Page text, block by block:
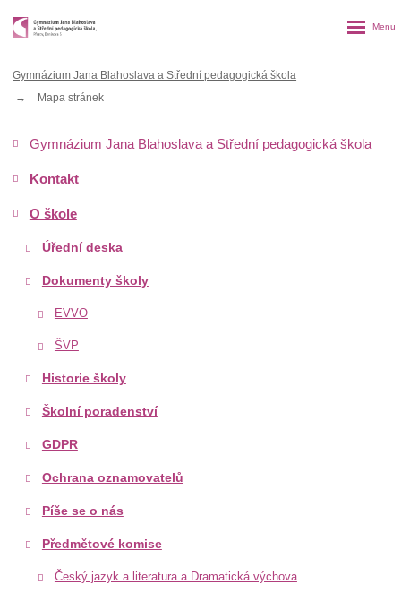
Gymnázium Jana Blahoslava a Střední pedagogická škola
Mapa stránek
Gymnázium Jana Blahoslava a Střední pedagogická škola
Kontakt
O škole
Úřední deska
Dokumenty školy
EVVO
ŠVP
Historie školy
Školní poradenství
GDPR
Ochrana oznamovatelů
Píše se o nás
Předmětové komise
Český jazyk a literatura a Dramatická výchova